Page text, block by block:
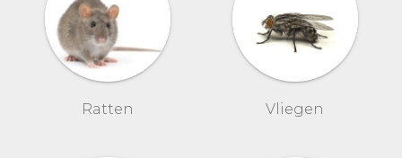
Ratten Vliegen